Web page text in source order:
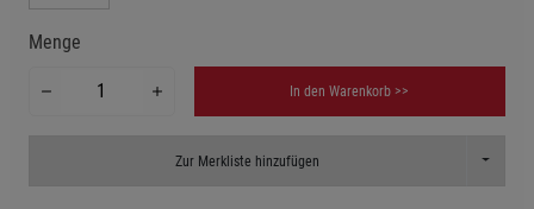
Menge
In den Warenkorb >>
Zur Merkliste hinzufügen Toggle